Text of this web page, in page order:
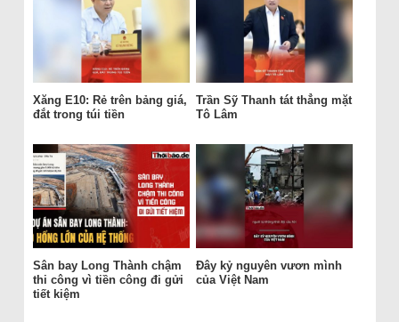
Xăng E10: Rẻ trên bảng giá,
đắt trong túi tiền
Trần Sỹ Thanh tát thẳng mặt
Tô Lâm
Sân bay Long Thành chậm
thi công vì tiền công đi gửi
tiết kiệm
Đây kỷ nguyên vươn mình
của Việt Nam